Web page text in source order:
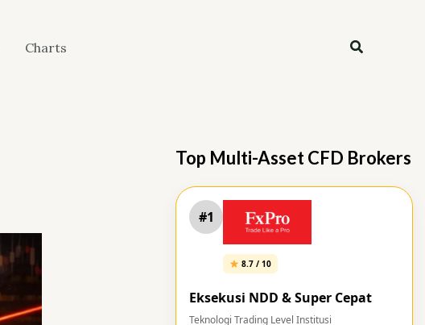
Charts Search
Top Multi-Asset CFD Brokers
#1
8.7 / 10
Eksekusi NDD & Super Cepat
Teknologi Trading Level Institusi